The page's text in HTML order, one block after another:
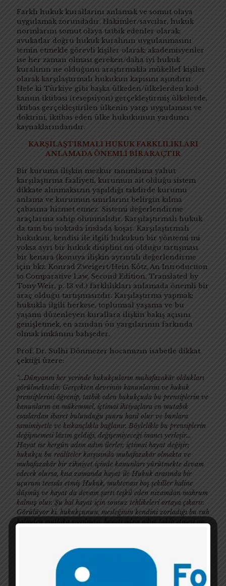
Farklı hukuk kurallarını anlamak ve somut olaya
uygulamak zorundadır. Hakimler/savcılar, hukuk
normlarını somut olaya tatbik edenler olarak;
avukatlar doğru hukuk kuralının uygulanmasını
temin etmekle görevli kişiler olarak; akademisyenler
ise her zaman olması gereken/daha iyi hukuk
kuralının ne olduğunu araştırmakla mükellef kişiler
olarak karşılaştırmalı hukukun kapısını aşındırır.
Hele ki Türkiye gibi başka ülkeden/ülkelerden kod-
kanun iktibası (resepsiyon) gerçekleştirmiş ülkelerde,
iktibas gerçekleştirilen ülkenin yargı uygulaması ve
doktrini, iktibas eden ülke hukukunun yardımcı
kaynaklarındandır.
KARŞILAŞTIRMALI HUKUK FARKLILIKLARI
ANLAMADA ÖNEMLİ BİR ARAÇTIR
Bir kuruma ilişkin mezkur tanımlama yahut
karşılaştırma faaliyeti, kurumun ait olduğu sistem
dikkate alınmaksızın yapıldığı takdirde kurumu
anlama ve kurumun sınırlarını belirgin kılma
çabasına hizmet etmez. Sistemi değerlendirme
araçlarına sahip olunmalıdır. Karşılaştırmalı hukuk
da tam bu noktada imdada koşar. Karşılaştırmalı
hukukun, kendisi ile ilgili hukukun bir yöntemi mi
yoksa ayrı bir hukuk disiplini mi olduğu tartışması
bir kenara (konuya ilişkin ayrıntılı değerlendirme
için bkz. Konrad Zweigert/Hein Kötz, An Introduction
to Comparative Law, Second Edition, Translated by
Tony Weir, p. 13 vd.) farklılıkları anlamada önemli bir
araç olduğu tartışmasızdır. Karşılaştırma yapmak;
hukukla ilgili herkese, toplumsal yaşama ve bu
yaşamı düzenleyen kurallara ilişkin bakış açısını
genişletmek, en azından ön yargılarının farkında
olmak imkânını bahşeder.
Prof. Dr. Sulhi Dönmezer hocamızın isabetle dikkat
çektiği üzere:
“...Dünyanın her yerinde hukukçuların muhafazakâr oldukları
görülmektedir. Gerçekten devrinin kanunlarını ve hukuk
prensiplerini öğrenip, tatbik eden hukukçuda bu prensiplerin ve
kanunların en mükemmel, içtimaî ihtiyaçlara en mutabık
esaslardan ibaret bulunduğu şuuru hasıl olur ve bunlara
samimiyetle ve kıskançlıkla bağlanır. Böylelikle bu prensiplerin
değişmemesi lâzım geldiği, değişemiyeceği inancı yerleşir...
Hayat ise hergün adım adım ilerler, içtimaî hayat değişir;
hukukçu bu realiteler karşısında muhafazakâr olmakta ve
muhafazakâr bir zihniyet içinde kanunları yürütmekte devam
edecek olursa, kısa zamanda hayat ile Hukuk arasında bir
uçurum teessüs etmiş Hukuk, muhtevası boş şekiller haline
düşmüş ve hayat da devam şartı teşkil eden nizamdan mahrum
kalmış̧ olur. Şu hal hayat için sonsuz tehlikeleri ortaya çıkarır.
Görülüyor ki, hukukçunun, mesleğinin kendini zorladığı bu ruh
halinden mutlaka sıyrılması, hayatı adım adım takip etmesi ve
getirilebilmesi için zaruridir. O halde Hukuk her zaman bir ruh
muvazenesine ve hesaplaşmasına ihtiyaç̧ gösteren bir mesleği
tazammun eylemektedir. ”
(Sulhi Dönmezer, Hukuk ve Hayat, 1957, Cilt
21, Sayı 1-4, İÜHFM, ss. 424 - 433).